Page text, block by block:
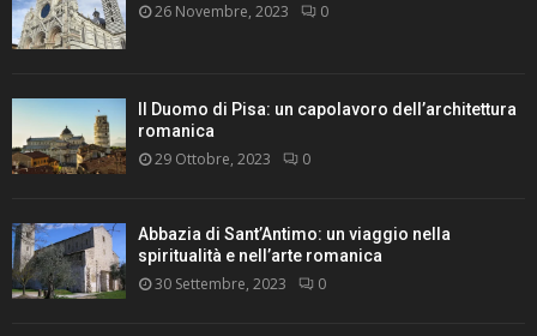
26 Novembre, 2023 0
Il Duomo di Pisa: un capolavoro dell’architettura
romanica
29 Ottobre, 2023 0
Abbazia di Sant’Antimo: un viaggio nella
spiritualità e nell’arte romanica
30 Settembre, 2023 0